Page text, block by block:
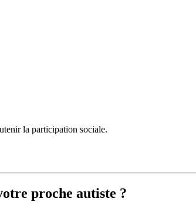
la participation sociale.
proche autiste ?